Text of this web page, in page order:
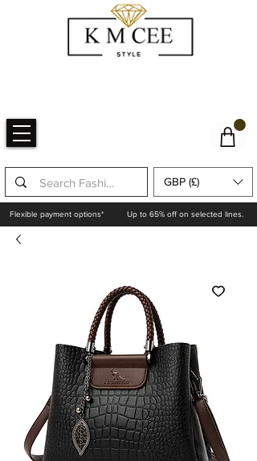
GBP (£)
Flexible payment options* Up to 65% off on selected lines.